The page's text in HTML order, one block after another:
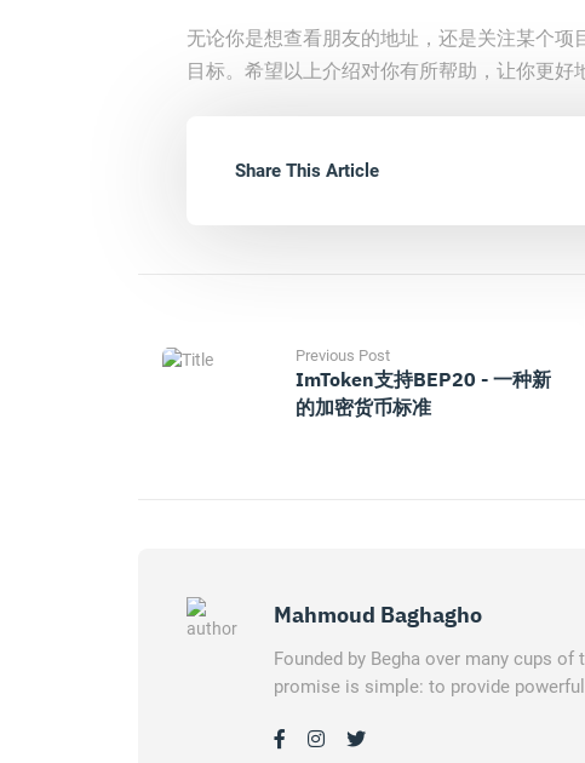
无论你是想查看朋友的地址，还是关注某个
目标。希望以上介绍对你有所帮助，让你更好
Share This Article
Previous Post
ImToken支持BEP20 - 一种新
的加密货币标准
Mahmoud Baghagho
Founded by Begha over many cups
promise is simple: to provide